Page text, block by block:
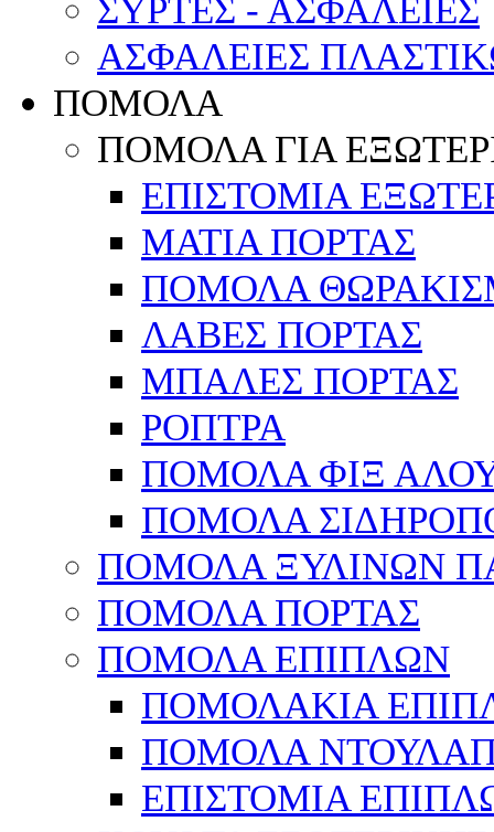
ΣΥΡΤΕΣ - ΑΣΦΑΛΕΙΕΣ
ΑΣΦΑΛΕΙΕΣ
ΠΟΜΟΛΑ
ΠΟΜΟΛΑ ΓΙΑ
ΕΠΙΣΤΟΜΙΑ
ΜΑΤΙΑ ΠΟΡΤΑΣ
ΠΟΜΟΛΑ
ΛΑΒΕΣ ΠΟΡΤΑΣ
ΜΠΑΛΕΣ ΠΟΡΤΑΣ
ΡΟΠΤΡΑ
ΠΟΜΟΛΑ ΦΙΞ
ΠΟΜΟΛΑ
ΠΟΜΟΛΑ ΞΥΛΙΝΩΝ
ΠΟΜΟΛΑ ΠΟΡΤΑΣ
ΠΟΜΟΛΑ ΕΠΙΠΛΩΝ
ΠΟΜΟΛΑΚΙΑ
ΠΟΜΟΛΑ
ΕΠΙΣΤΟΜΙΑ